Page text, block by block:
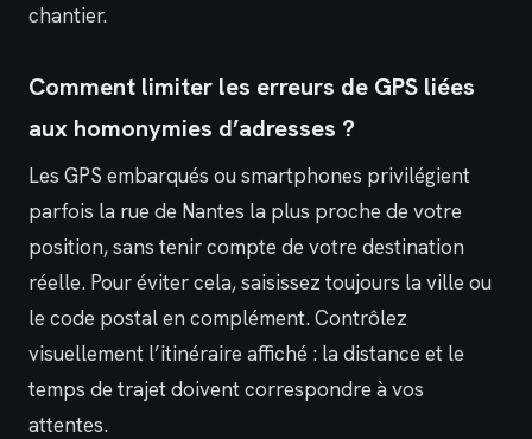
chantier.
Comment limiter les erreurs de GPS liées
aux homonymies d’adresses ?
Les GPS embarqués ou smartphones privilégient
parfois la rue de Nantes la plus proche de votre
position, sans tenir compte de votre destination
réelle. Pour éviter cela, saisissez toujours la ville ou
le code postal en complément. Contrôlez
visuellement l’itinéraire affiché : la distance et le
temps de trajet doivent correspondre à vos
attentes.